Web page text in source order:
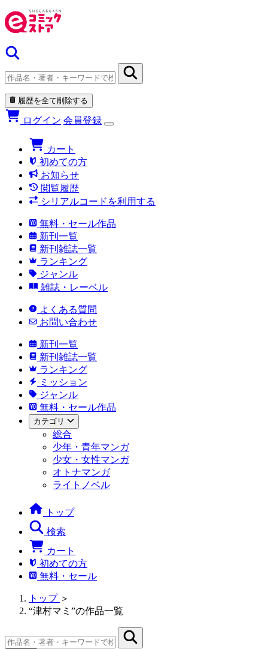
履歴を全て削除する
ログイン 会員登録
カート
初めての方
お知らせ
閲覧履歴
シリアルコードを利用する
無料・セール作品
新刊一覧
新刊雑誌一覧
ランキング
ジャンル
雑誌・レーベル
よくある質問
お問い合わせ
新刊一覧
新刊雑誌一覧
ランキング
ミッション
ジャンル
無料・セール作品
カテゴリ
総合
少年・青年マンガ
少女・女性マンガ
オトナマンガ
ライトノベル
トップ
検索
カート
初めての方
無料・セール
トップ ＞
“津村マミ”の作品一覧